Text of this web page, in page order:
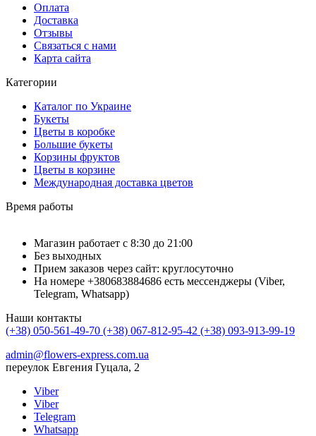
Оплата
Доставка
Отзывы
Связаться с нами
Карта сайта
Категории
Каталог по Украине
Букеты
Цветы в коробке
Большие букеты
Корзины фруктов
Цветы в корзине
Международная доставка цветов
Время работы
Магазин работает с 8:30 до 21:00
Без выходных
Прием заказов через сайт: круглосуточно
На номере +380683884686 есть мессенджеры (Viber,
Telegram, Whatsapp)
Наши контакты
(+38) 050-561-49-70 (+38) 067-812-95-42 (+38) 093-913-99-19
admin@flowers-express.com.ua
переулок Евгения Гуцала, 2
Viber
Viber
Telegram
Whatsapp